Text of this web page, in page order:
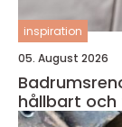
inspiration
05. August 2026
hållbart